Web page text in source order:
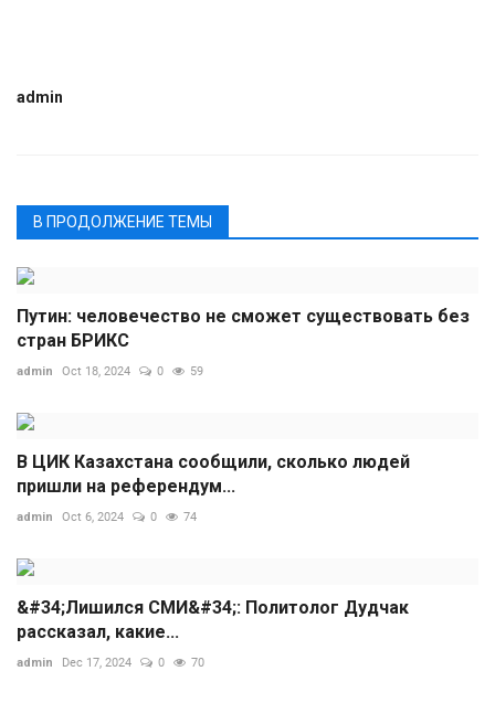
admin
В ПРОДОЛЖЕНИЕ ТЕМЫ
Путин: человечество не сможет существовать без
стран БРИКС
admin Oct 18, 2024 0 59
В ЦИК Казахстана сообщили, сколько людей
пришли на референдум...
admin Oct 6, 2024 0 74
&#34;Лишился СМИ&#34;: Политолог Дудчак
рассказал, какие...
admin Dec 17, 2024 0 70